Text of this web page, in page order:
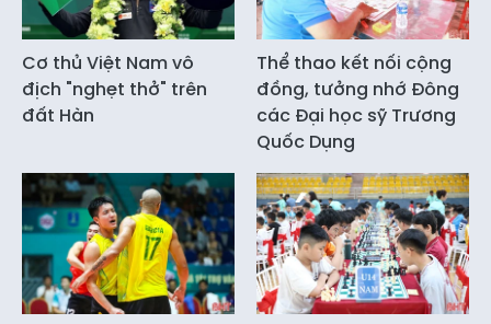
Cơ thủ Việt Nam vô
địch "nghẹt thở" trên
đất Hàn
Thể thao kết nối cộng
đồng, tưởng nhớ Đông
các Đại học sỹ Trương
Quốc Dụng